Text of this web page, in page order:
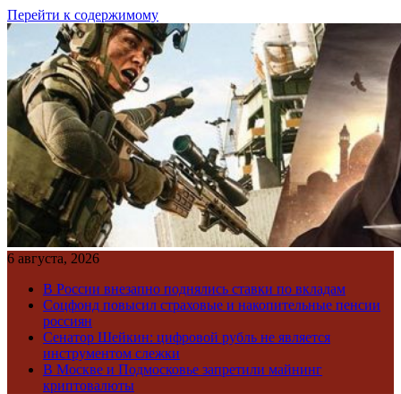
Перейти к содержимому
6 августа, 2026
В России внезапно поднялись ставки по вкладам
Соцфонд повысил страховые и накопительные пенсии
россиян
Сенатор Шейкин: цифровой рубль не является
инструментом слежки
В Москве и Подмосковье запретили майнинг
криптовалюты